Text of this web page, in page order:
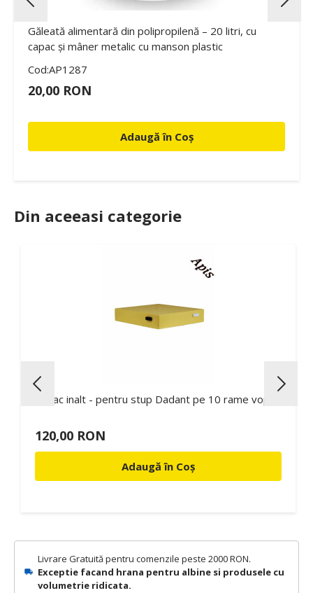
Livrare Gratuită pentru comenzile peste 2000 RON.
Exceptie facand hrana pentru albine si produsele cu
volumetrie ridicata.
Găleată alimentară din polipropilenă – 20 litri, cu
capac și mâner metalic cu manson plastic
Cod:AP1287
20,00 RON
Adaugă în Coș
Din aceeasi categorie
Capac inalt - pentru stup Dadant pe 10 rame vopsit
120,00 RON
Adaugă în Coș